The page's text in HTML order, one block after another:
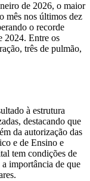
de 2026, o maior
mês nos últimos dez
o recorde
2024. Entre os
três de pulmão,
à estrutura
destacando que
da autorização das
e de Ensino e
tem condições de
importância de que